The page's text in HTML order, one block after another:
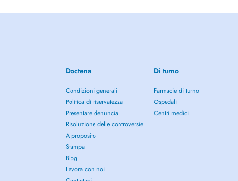
Doctena
Condizioni generali
Politica di riservatezza
Presentare denuncia
Risoluzione delle controversie
A proposito
Stampa
Blog
Lavora con noi
Di turno
Farmacie di turno
Ospedali
Centri medici